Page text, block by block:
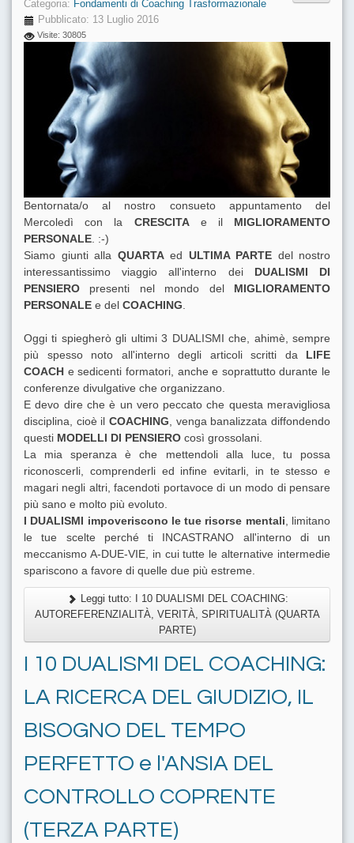
Categoria: Fondamenti di Coaching Trasformazionale
Pubblicato: 13 Luglio 2016
Visite: 30805
Bentornata/o al nostro consueto appuntamento del
Mercoledì con la CRESCITAe il MIGLIORAMENTO
PERSONALE . :-)
Siamo giunti alla QUARTAed ULTIMA PARTE del nostro
interessantissimo viaggio all'interno dei DUALISMI DI
PENSIERO presenti nel mondo del MIGLIORAMENTO
PERSONALE e del COACHING
Oggi ti spiegherò gli ultimi 3 DUALISMI che, ahimè, sempre
più spesso noto all'interno degli articoli scritti da LIFE
COACH e sedicenti formatori, anche e soprattutto durante le
conferenze divulgative che organizzano.
E devo dire che è un vero peccato che questa meravigliosa
disciplina, cioè il COACHING , venga banalizzata diffondendo
questi MODELLI DI PENSIERO così grossolani.
La mia speranza è che mettendoli alla luce, tu possa
riconoscerli, comprenderli ed infine evitarli, in te stesso e
magari negli altri, facendoti portavoce di un modo di pensare
più sano e molto più evoluto.
I DUALISMI impoveriscono le tue risorse mentali , limitano
le tue scelte perché ti INCASTRANO all'interno di un
meccanismo A-DUE-VIE, in cui tutte le alternative intermedie
spariscono a favore di quelle due più estreme.
Leggi tutto: I 10 DUALISMI DEL COACHING:
AUTOREFERENZIALITÀ, VERITÀ, SPIRITUALITÀ (QUARTA
PARTE)
I 10 DUALISMI DEL COACHING:
LA RICERCA DEL GIUDIZIO, IL
BISOGNO DEL TEMPO
PERFETTO e l'ANSIA DEL
CONTROLLO COPRENTE
(TERZA PARTE)